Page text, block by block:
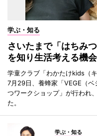
学ぶ・知る
さいたまで「はちみ
を知り生活考える機
学童クラブ「わかたけkids（
7月29日、養蜂家「VEGE（
つワークショップ」が行われ
た。
学ぶ・知る